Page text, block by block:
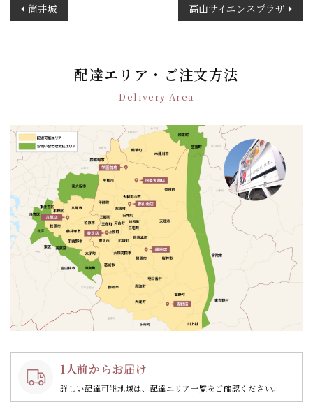
稿
ン
筒井城 高山サイエンスプラザ
配達エリア・ご注文方法
Delivery Area
1人前からお届け
詳しい配達可能地域は、配達エリア一覧をご確認ください。